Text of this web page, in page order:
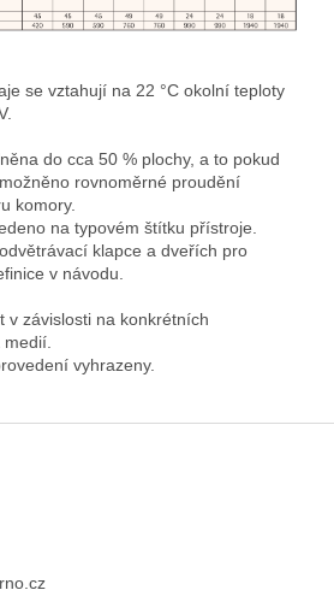
se vztahují na 22 °C okolní teploty
do cca 50 % plochy, a to pokud
rovnoměrné proudění
komory.
na typovém štítku přístroje.
klapce a dveřích pro
v návodu.
v závislosti na konkrétních
vyhrazeny.